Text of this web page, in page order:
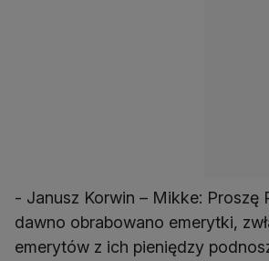
- Janusz Korwin – Mikke: Proszę
dawno obrabowano emerytki,
emerytów z ich pieniędzy